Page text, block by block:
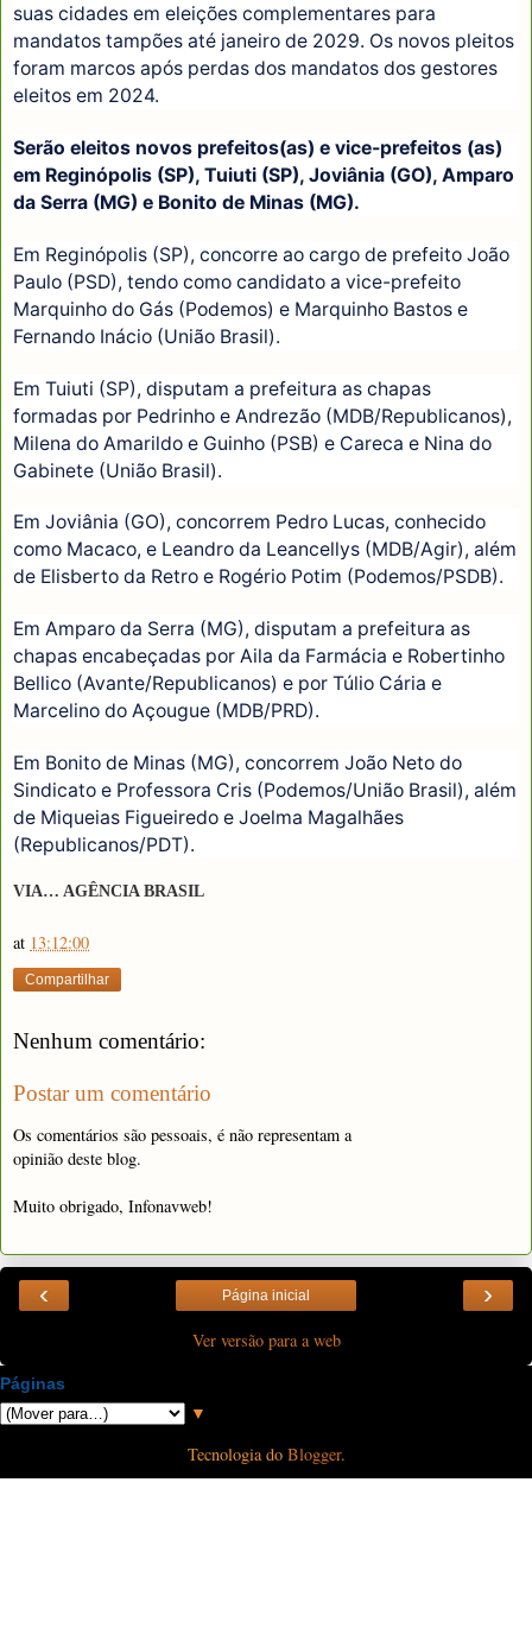
suas cidades em eleições complementares para
mandatos tampões até janeiro de 2029. Os novos pleitos
foram marcos após perdas dos mandatos dos gestores
eleitos em 2024.
Serão eleitos novos prefeitos(as) e vice-prefeitos (as)
em Reginópolis (SP), Tuiuti (SP), Joviânia (GO), Amparo
da Serra (MG) e Bonito de Minas (MG).
Em Reginópolis (SP), concorre ao cargo de prefeito João
Paulo (PSD), tendo como candidato a vice-prefeito
Marquinho do Gás (Podemos) e Marquinho Bastos e
Fernando Inácio (União Brasil).
Em Tuiuti (SP), disputam a prefeitura as chapas
formadas por Pedrinho e Andrezão (MDB/Republicanos),
Milena do Amarildo e Guinho (PSB) e Careca e Nina do
Gabinete (União Brasil).
Em Joviânia (GO), concorrem Pedro Lucas, conhecido
como Macaco, e Leandro da Leancellys (MDB/Agir), além
de Elisberto da Retro e Rogério Potim (Podemos/PSDB).
Em Amparo da Serra (MG), disputam a prefeitura as
chapas encabeçadas por Aila da Farmácia e Robertinho
Bellico (Avante/Republicanos) e por Túlio Cária e
Marcelino do Açougue (MDB/PRD).
Em Bonito de Minas (MG), concorrem João Neto do
Sindicato e Professora Cris (Podemos/União Brasil), além
de Miqueias Figueiredo e Joelma Magalhães
(Republicanos/PDT).
VIA… AGÊNCIA BRASIL
at 13:12:00
Compartilhar
Nenhum comentário:
Postar um comentário
Os comentários são pessoais, é não representam a
opinião deste blog.
Muito obrigado, Infonavweb!
‹ ›
Página inicial
Ver versão para a web
Páginas
▼
Tecnologia do Blogger.